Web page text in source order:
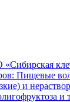
Пищевые
и
и